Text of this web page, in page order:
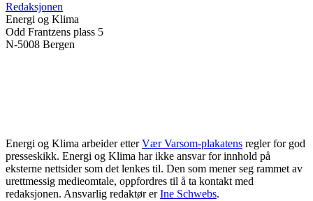
Redaksjonen
Energi og Klima
Odd Frantzens plass 5
N-5008 Bergen
Energi og Klima arbeider etter Vær Varsom-plakatens regler for god
presseskikk. Energi og Klima har ikke ansvar for innhold på
eksterne nettsider som det lenkes til. Den som mener seg rammet av
urettmessig medieomtale, oppfordres til å ta kontakt med
redaksjonen. Ansvarlig redaktør er Ine Schwebs.